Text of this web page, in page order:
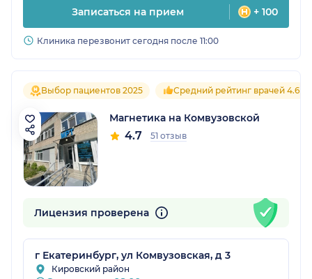
Записаться на прием + 100
Клиника перезвонит сегодня после 11:00
Выбор пациентов 2025 Средний рейтинг врачей 4.6
Магнетика на Комвузовской
4.7 51 отзыв
Лицензия проверена
г Екатеринбург, ул Комвузовская, д 3
Кировский район